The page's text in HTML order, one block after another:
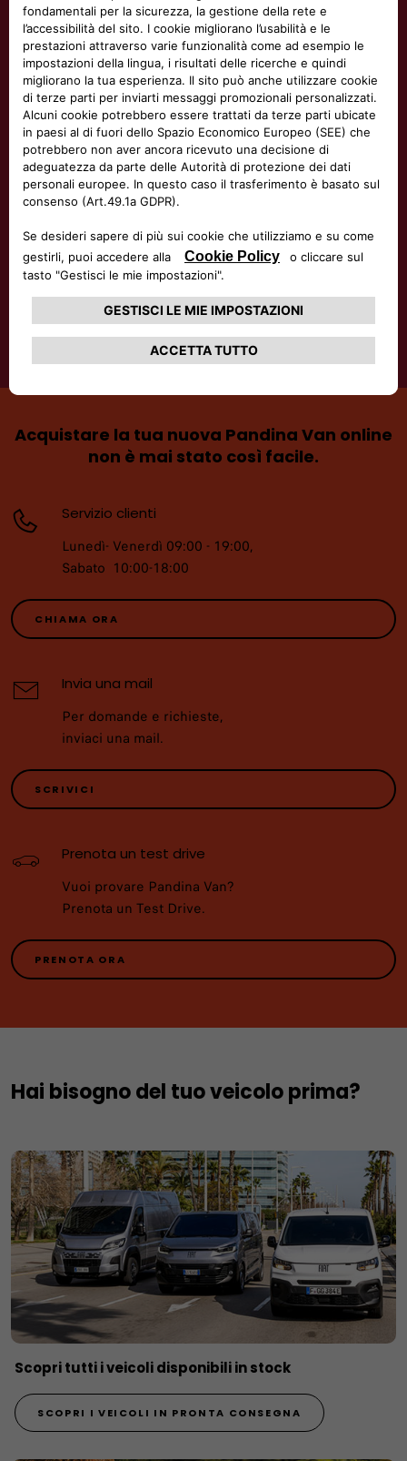
Acquista online o in concessionaria
Hai la flessibilità di acquistare il tuo veicolo online o
direttamente in concessionaria, senza variazioni di
prezzo o condizioni.
TROVA UN CONCESSIONARIO
CONFIGURA E ORDINA ONLINE
Acquistare la tua nuova Pandina Van online
non è mai stato così facile.
Servizio clienti
Lunedì- Venerdì 09:00 - 19:00,
Sabato 10:00-18:00
CHIAMA ORA
Invia una mail
Per domande e richieste,
inviaci una mail.
SCRIVICI
Prenota un test drive
Vuoi provare Pandina Van?
Prenota un Test Drive.
PRENOTA ORA
Hai bisogno del tuo veicolo prima?
Scopri tutti i veicoli disponibili in stock
SCOPRI I VEICOLI IN PRONTA CONSEGNA